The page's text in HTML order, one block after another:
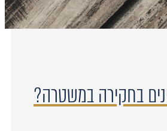
בחקירה במשטרה?